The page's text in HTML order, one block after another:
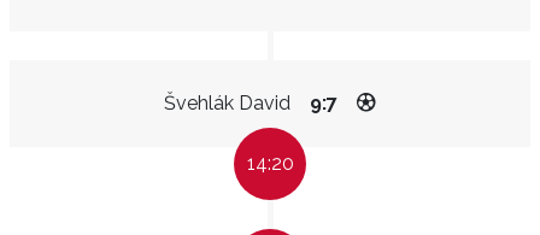
Švehlák David 9:7
14:20